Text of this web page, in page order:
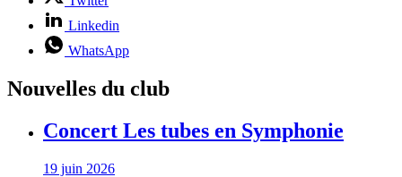
Linkedin
WhatsApp
Nouvelles du club
Concert Les tubes en Symphonie
19 juin 2026